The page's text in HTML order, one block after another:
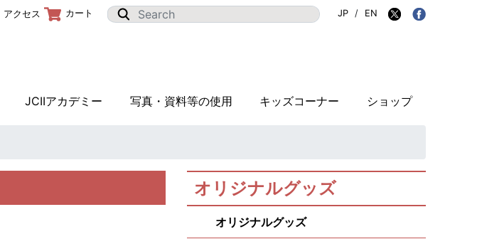
JCIIアカデミー 写真・資料等の使用 キッズコーナー ショップ
アクセス カート JP / EN
オリジナルグッズ
オリジナルグッズ